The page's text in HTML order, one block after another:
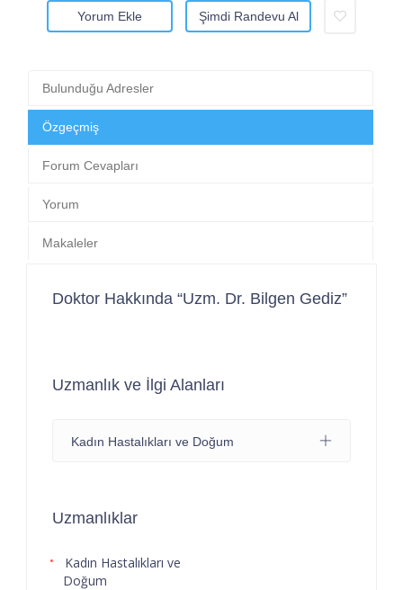
Yorum Ekle Şimdi Randevu Al
Bulunduğu Adresler
Özgeçmiş
Forum Cevapları
Yorum
Makaleler
Doktor Hakkında “Uzm. Dr. Bilgen Gediz”
Uzmanlık ve İlgi Alanları
Kadın Hastalıkları ve Doğum
Uzmanlıklar
Kadın Hastalıkları ve
Doğum